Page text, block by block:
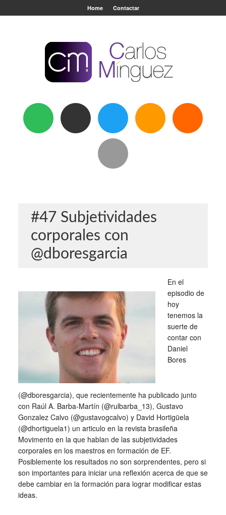
Home Contactar
#47 Subjetividades
corporales con
@dboresgarcia
En el
episodio de
hoy
tenemos la
suerte de
contar con
Daniel
Bores
(@dboresgarcia), que recientemente ha publicado junto
con Raúl A. Barba-Martín (@rulbarba_13), Gustavo
Gonzalez Calvo (@gustavogcalvo) y David Hortigüela
(@dhortiguela1) un articulo en la revista brasileña
Movimento en la que hablan de las subjetividades
corporales en los maestros en formación de EF.
Posiblemente los resultados no son sorprendentes, pero si
son importantes para iniciar una reflexión acerca de que se
debe cambiar en la formación para lograr modificar estas
ideas.